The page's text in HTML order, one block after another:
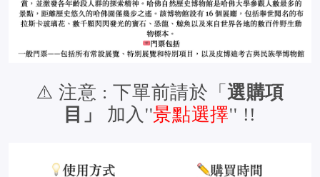
⚠️ 注意 : 下單前請於「選購項
目」
加入''景點選擇'' !!